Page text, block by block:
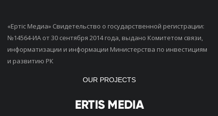
«Ертiс Медиа» Свидетельство о государственной регистрации:
№14564-ИА от 30 сентября 2014 года, выдано Комитетом связи,
информатизации и информации Министерства по инвестициям
и развитию РК
OUR PROJECTS